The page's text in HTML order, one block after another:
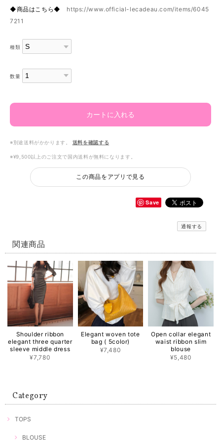
◆商品はこちら◆ https://www.official-lecadeau.com/items/6045
7211
種類
数量
カートに入れる
※別途送料がかかります。 送料を確認する
※¥9,500以上のご注文で国内送料が無料になります。
この商品をアプリで見る
Save
通報する
関連商品
Shoulder ribbon
elegant three quarter
sleeve middle dress
¥7,780
Elegant woven tote
bag ( 5color)
¥7,480
Open collar elegant
waist ribbon slim
blouse
¥5,480
Category
TOPS
BLOUSE